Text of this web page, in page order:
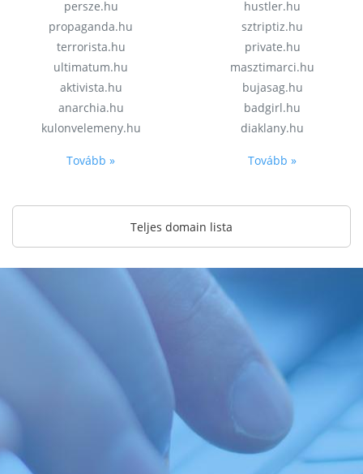
persze.hu
propaganda.hu
terrorista.hu
ultimatum.hu
aktivista.hu
anarchia.hu
kulonvelemeny.hu
Tovább »
hustler.hu
sztriptiz.hu
private.hu
masztimarci.hu
bujasag.hu
badgirl.hu
diaklany.hu
Tovább »
Teljes domain lista